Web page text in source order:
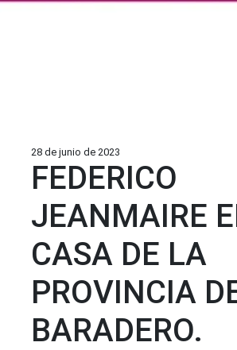
28 de junio de 2023
FEDERICO
JEANMAIRE
CASA DE LA
PROVINCIA
BARADERO.